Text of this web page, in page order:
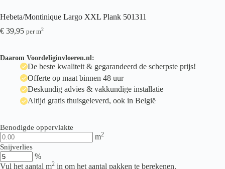
Hebeta/Montinique Largo XXL Plank 501311
€ 39,95 per m2
Daarom Voordeliginvloeren.nl:
De beste kwaliteit & gegarandeerd de scherpste prijs!
Offerte op maat binnen 48 uur
Deskundig advies & vakkundige installatie
Altijd gratis thuisgeleverd, ook in België
Benodigde oppervlakte
m2
Snijverlies
%
Vul het aantal m2 in om het aantal pakken te berekenen.